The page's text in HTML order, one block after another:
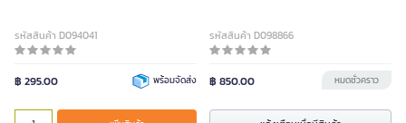
รหัสสินค้า D094041
฿ 295.00 พร้อมจัดส่ง
รหัสสินค้า D098866
฿ 850.00 หมดชั่วคราว